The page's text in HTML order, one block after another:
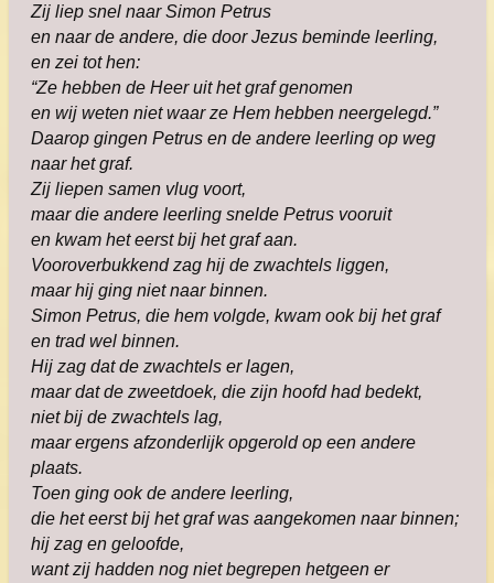
Zij liep snel naar Simon Petrus
en naar de andere, die door Jezus beminde leerling,
en zei tot hen:
“Ze hebben de Heer uit het graf genomen
en wij weten niet waar ze Hem hebben neergelegd.”
Daarop gingen Petrus en de andere leerling op weg
naar het graf.
Zij liepen samen vlug voort,
maar die andere leerling snelde Petrus vooruit
en kwam het eerst bij het graf aan.
Vooroverbukkend zag hij de zwachtels liggen,
maar hij ging niet naar binnen.
Simon Petrus, die hem volgde, kwam ook bij het graf
en trad wel binnen.
Hij zag dat de zwachtels er lagen,
maar dat de zweetdoek, die zijn hoofd had bedekt,
niet bij de zwachtels lag,
maar ergens afzonderlijk opgerold op een andere
plaats.
Toen ging ook de andere leerling,
die het eerst bij het graf was aangekomen naar binnen;
hij zag en geloofde,
want zij hadden nog niet begrepen hetgeen er